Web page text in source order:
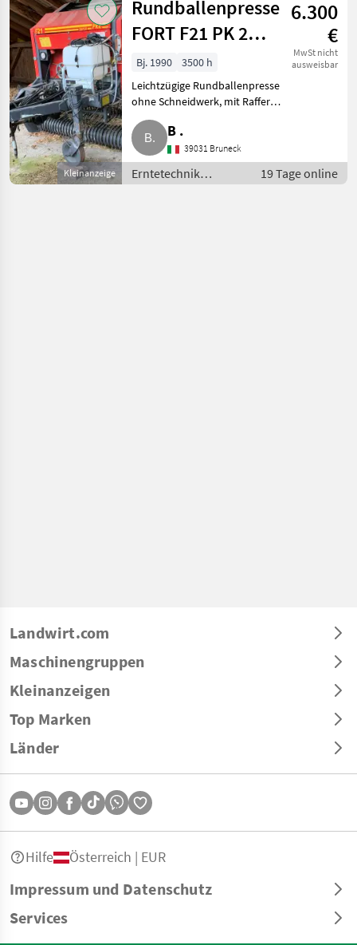
Fort
Kleinanzeige
Rundballenpresse
FORT F21 PK 2
Super
6.300
€
MwSt nicht
ausweisbar
Bj. 1990
3500 h
Leichtzügige Rundballenpresse
ohne Schneidwerk, mit Raffer
und Doppelgarnbindung. Breite
Pickup, Ballengröße 155 cm,
nur 3.500 Ballen gepresst. 2 dw
und 1 ew Stg. am
B .
39031 Bruneck
Erntetechnik
Grünland /
19 Tage online
Landwirt.com
Maschinengruppen
Kleinanzeigen
Top Marken
Länder
Impressum und Datenschutz
Services
Hilfe Österreich | EUR